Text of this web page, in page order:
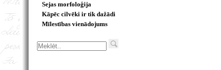
Sejas morfoloģija
Kāpēc cilvēki ir tik dažādi
Mīlestības vienādojums